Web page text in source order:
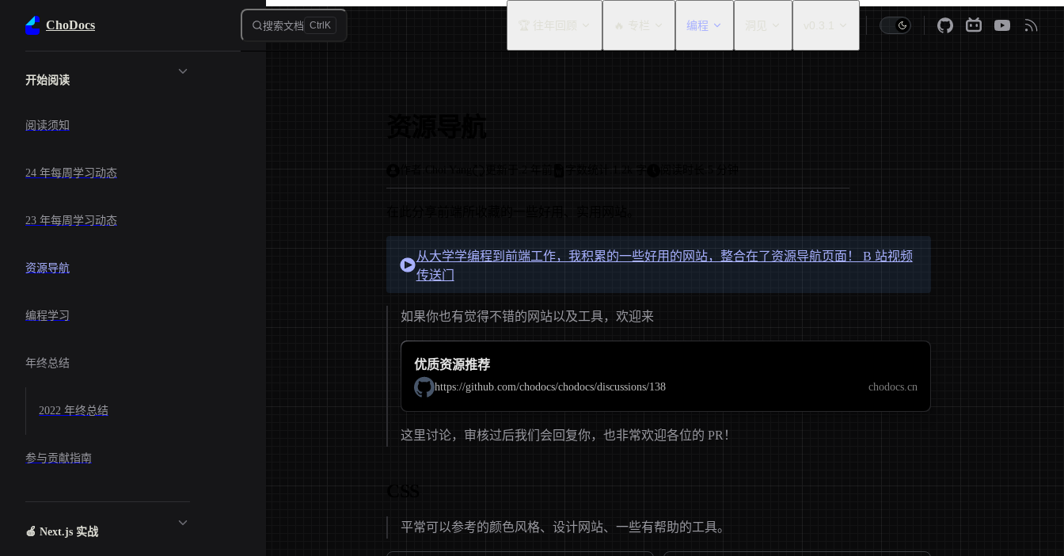
Skip to content
ChoDocs 搜索文档 Ctrl K
Main Navigation
🏆 往年回顾 🔥 专栏 编程 洞见 v0.3.1
开始阅读
阅读须知
24 年每周学习动态
23 年每周学习动态
资源导航
编程学习
年终总结
2022 年终总结
参与贡献指南
🍎 Next.js 实战
资源导航
作者: Choi Yang 更新于:2 年前 字数统计: 1.2k 字 阅读时长: 5 分钟
在此分享前端所收藏的一些好用、实用网站。
从大学学编程到前端工作，我积累的一些好用的网站，整合在了资源导航页面！ B 站视频
传送门
如果你也有觉得不错的网站以及工具，欢迎来
优质资源推荐
https://github.com/chodocs/chodocs/discussions/138 chodocs.cn
这里讨论，审核过后我们会回复你，也非常欢迎各位的 PR！
CSS
平常可以参考的颜色风格、设计网站、一些有帮助的工具。